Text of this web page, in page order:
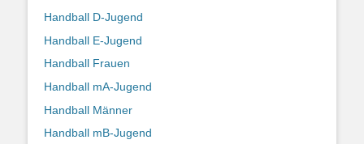
Handball D-Jugend
Handball E-Jugend
Handball Frauen
Handball mA-Jugend
Handball Männer
Handball mB-Jugend